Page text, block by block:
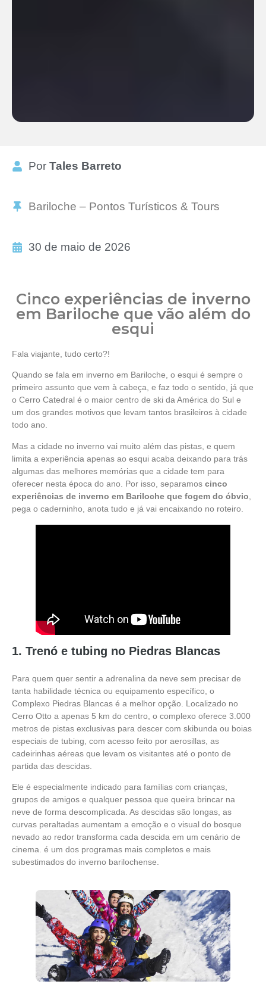
Por Tales Barreto
Bariloche – Pontos Turísticos & Tours
30 de maio de 2026
Cinco experiências de inverno
em Bariloche que vão além do
esqui
Fala viajante, tudo certo?!
Quando se fala em inverno em Bariloche, o esqui é sempre o
primeiro assunto que vem à cabeça, e faz todo o sentido, já que
o Cerro Catedral é o maior centro de ski da América do Sul e
um dos grandes motivos que levam tantos brasileiros à cidade
todo ano.
Mas a cidade no inverno vai muito além das pistas, e quem
limita a experiência apenas ao esqui acaba deixando para trás
algumas das melhores memórias que a cidade tem para
oferecer nesta época do ano. Por isso, separamos cinco
experiências de inverno em Bariloche que fogem do óbvio
pega o caderninho, anota tudo e já vai encaixando no roteiro.
1. Trenó e tubing no Piedras Blancas
Para quem quer sentir a adrenalina da neve sem precisar de
tanta habilidade técnica ou equipamento específico, o
Complexo Piedras Blancas é a melhor opção. Localizado no
Cerro Otto a apenas 5 km do centro, o complexo oferece 3.000
metros de pistas exclusivas para descer com skibunda ou boias
especiais de tubing, com acesso feito por aerosillas, as
cadeirinhas aéreas que levam os visitantes até o ponto de
partida das descidas.
Ele é especialmente indicado para famílias com crianças,
grupos de amigos e qualquer pessoa que queira brincar na
neve de forma descomplicada. As descidas são longas, as
curvas peraltadas aumentam a emoção e o visual do bosque
nevado ao redor transforma cada descida em um cenário de
cinema. é um dos programas mais completos e mais
subestimados do inverno barilochense.